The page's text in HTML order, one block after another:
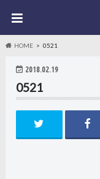
HOME 0521
2018.02.19
0521